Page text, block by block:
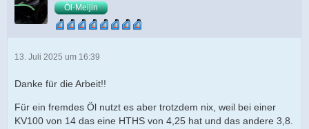
Öl-Meijin
13. Juli 2025 um 16:39
Danke für die Arbeit!!
Für ein fremdes Öl nutzt es aber trotzdem nix, weil bei einer
KV100 von 14 das eine HTHS von 4,25 hat und das andere 3,8.